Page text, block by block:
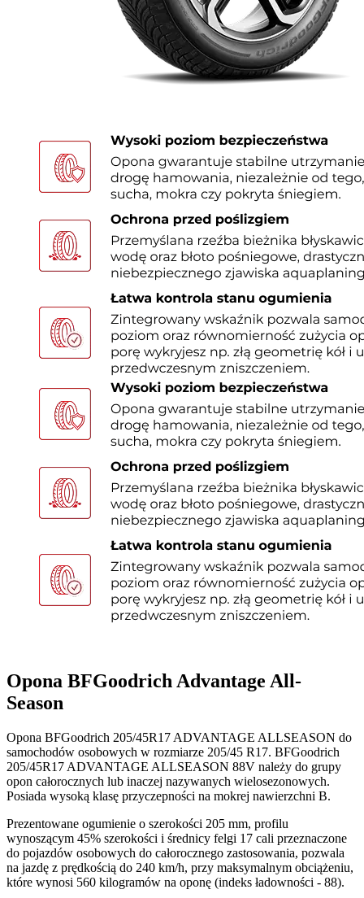
Opona BFGoodrich Advantage All-
Season
Opona BFGoodrich 205/45R17 ADVANTAGE ALLSEASON do
samochodów osobowych w rozmiarze 205/45 R17. BFGoodrich
205/45R17 ADVANTAGE ALLSEASON 88V należy do grupy
opon całorocznych lub inaczej nazywanych wielosezonowych.
Posiada wysoką klasę przyczepności na mokrej nawierzchni B.
Prezentowane ogumienie o szerokości 205 mm, profilu
wynoszącym 45% szerokości i średnicy felgi 17 cali przeznaczone
do pojazdów osobowych do całorocznego zastosowania, pozwala
na jazdę z prędkością do 240 km/h, przy maksymalnym obciążeniu,
które wynosi 560 kilogramów na oponę (indeks ładowności - 88).